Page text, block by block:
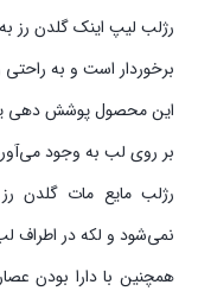
رژلب لیپ اینک گلدن‌ رز
برخوردار است و به
این محصول پوشش‌ دهی
بر روی لب به وجود
‫رژلب مایع مات گلدن‌
نمی‌شود و لکه در اطراف
همچنین با دارا بودن